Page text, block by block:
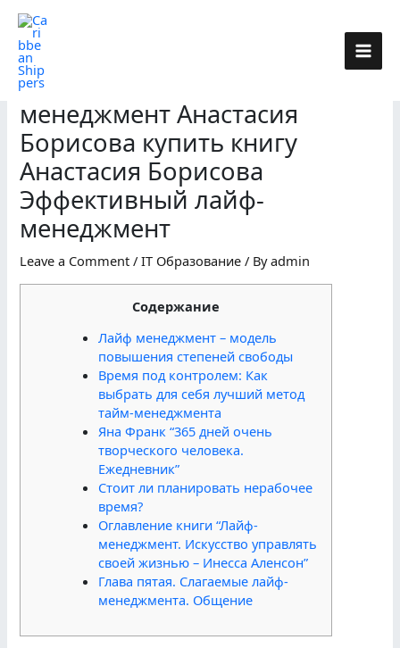
content
Эффективный лайф-
менеджмент Анастасия
Борисова купить книгу
Анастасия Борисова
Эффективный лайф-
менеджмент
Leave a Comment /IT Образование / Byadmin
Содержание
Лайф менеджмент – модель
повышения степеней свободы
Время под контролем: Как
выбрать для себя лучший метод
тайм-менеджмента
Яна Франк “365 дней очень
творческого человека.
Ежедневник”
Стоит ли планировать нерабочее
время?
Оглавление книги “Лайф-
менеджмент. Искусство управлять
своей жизнью – Инесса Аленсон”
Глава пятая. Слагаемые лайф-
менеджмента. Общение